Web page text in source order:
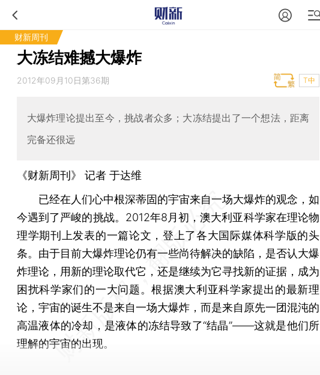
财新周刊
大冻结难撼大爆炸
2012年09月10日第36期 T中
大爆炸理论提出至今，挑战者众多；大冻结提出了一个想法，距离
完备还很远
《财新周刊》 记者 于达维
已经在人们心中根深蒂固的宇宙来自一场大爆炸的观念，如
今遇到了严峻的挑战。2012年8月初，澳大利亚科学家在理论物
理学期刊上发表的一篇论文，登上了各大国际媒体科学版的头
条。由于目前大爆炸理论仍有一些尚待解决的缺陷，是否认大爆
炸理论，用新的理论取代它，还是继续为它寻找新的证据，成为
困扰科学家们的一大问题。根据澳大利亚科学家提出的最新理
论，宇宙的诞生不是来自一场大爆炸，而是来自原先一团混沌的
高温液体的冷却，是液体的冻结导致了“结晶”——这就是他们所
理解的宇宙的出现。